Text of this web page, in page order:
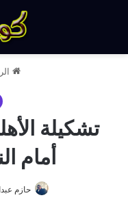
تشكيلة
أمام
حازم